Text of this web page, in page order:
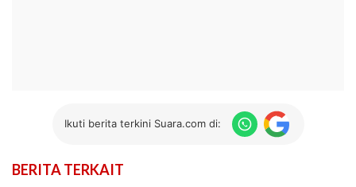
Ikuti berita terkini Suara.com di:
BERITA TERKAIT